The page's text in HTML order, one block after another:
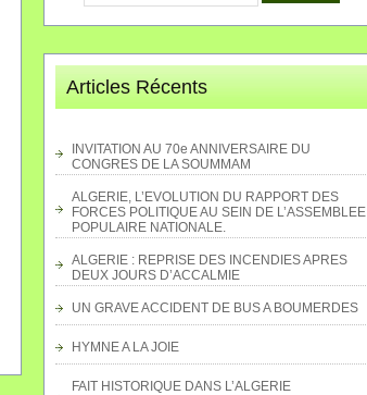
Articles Récents
INVITATION AU 70e ANNIVERSAIRE DU
CONGRES DE LA SOUMMAM
ALGERIE, L’EVOLUTION DU RAPPORT DES
FORCES POLITIQUE AU SEIN DE L’ASSEMBLEE
POPULAIRE NATIONALE.
ALGERIE : REPRISE DES INCENDIES APRES
DEUX JOURS D’ACCALMIE
UN GRAVE ACCIDENT DE BUS A BOUMERDES
HYMNE A LA JOIE
FAIT HISTORIQUE DANS L’ALGERIE